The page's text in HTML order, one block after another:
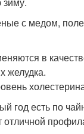
с медом,
в
желудка.
год есть по